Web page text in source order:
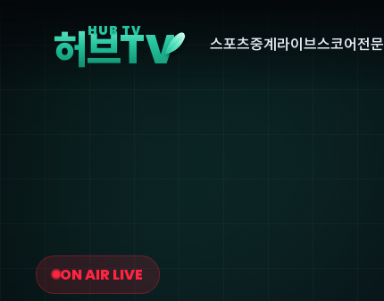
HUB TV
허브TV 스포츠중계 라이브스코어전
ON AIR LIVE